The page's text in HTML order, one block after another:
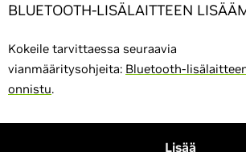
BLUETOOTH-LISÄLAITTEEN
Kokeile tarvittaessa seuraavia
vianmääritysohjeita: Bluetooth-
onnistu.
Lisää